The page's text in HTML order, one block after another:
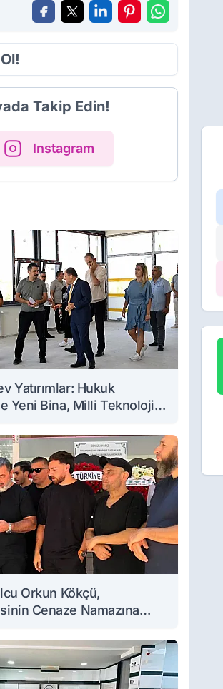
Takip Edin!
Instagram
Yatırımlar: Hukuk
Yeni Bina, Milli Teknoloji
Orkun Kökçü,
Cenaze Namazına